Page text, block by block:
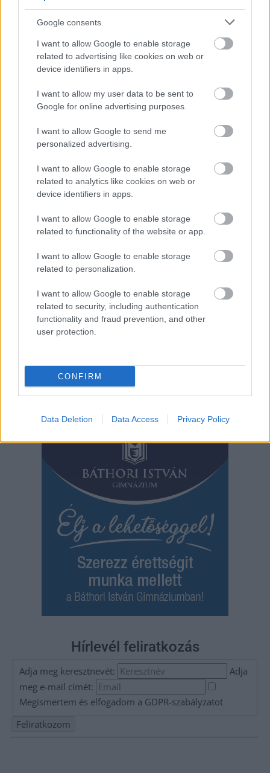
Google consents
I want to allow Google to enable storage
related to advertising like cookies on web or
device identifiers in apps.
I want to allow my user data to be sent to
Google for online advertising purposes.
I want to allow Google to send me
personalized advertising.
I want to allow Google to enable storage
related to analytics like cookies on web or
device identifiers in apps.
I want to allow Google to enable storage
related to functionality of the website or app.
I want to allow Google to enable storage
related to personalization.
I want to allow Google to enable storage
related to security, including authentication
functionality and fraud prevention, and other
user protection.
CONFIRM
Data Deletion Data Access Privacy Policy
Szászbereken –
Országos
Katasztrófavédelmi
szóvivője.
JNSZ megyei hírek halál,lakástűz
Árokba borult Kenderes és Kisújszállás között
egy kisbusz
2024.11.17. Fazekas Adrián
Délelőtt árokba borult
egy kisbusz a 4-es
főúton Kenderes és
141-es kilométernél.
TOVÁBB OLVASOM
Bejegyzés
Régebbi bejegyzések
Hírlevél feliratkozás
Adja meg keresztnevét:
Adja
meg e-mail címét:
Megismertem és elfogadom a GDPR-szabályzatot